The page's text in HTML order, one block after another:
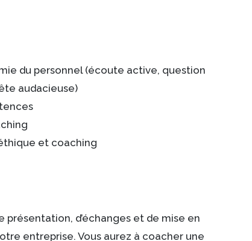
du personnel (écoute active, question
audacieuse)
et coaching
d’échanges et de mise en
entreprise. Vous aurez à coacher une